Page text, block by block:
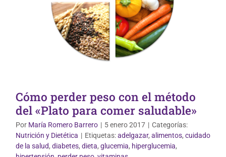
Cómo perder peso con el método
del «Plato para comer saludable»
Por María Romero Barrero | 5 enero 2017 | Categorías:
Nutrición y Dietética | Etiquetas:adelgazar, alimentos, cuidado
de la salud, diabetes, dieta, glucemia, hiperglucemia,